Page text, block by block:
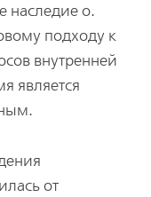
наследие о.
подходу к
внутренней
является
от